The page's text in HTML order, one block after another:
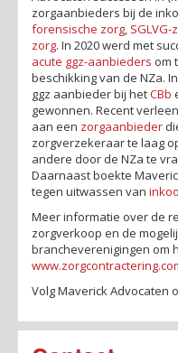
zorgaanbieders bij de
forensische zorg SGLVG-
zorg. In 2020 werd met
acute ggz-aanbieders om
beschikking van de NZa.
ggz aanbieder bij hetCBb
gewonnen. Recent
aan een zorgaanbieder
zorgverzekeraar te laag
andere door de NZa te
Daarnaast boekte
tegen uitwassen van
Meer informatie over de
zorgverkoop en de
brancheverenigingen om
Volg Maverick Advocaten